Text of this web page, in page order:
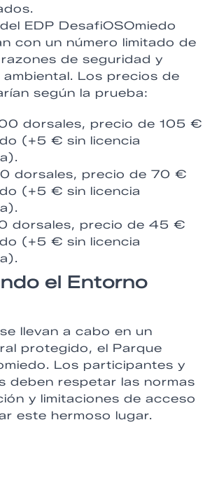
EDP DesafiOSOmiedo
con un número limitado de
de seguridad y
Los precios de
según la prueba:
dorsales, precio de 105 €
(+5 € sin licencia
dorsales, precio de 70 €
(+5 € sin licencia
dorsales, precio de 45 €
(+5 € sin licencia
el Entorno
llevan a cabo en un
protegido, el Parque
Los participantes y
deben respetar las normas
y limitaciones de acceso
este hermoso lugar.